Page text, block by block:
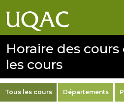
Horaire des
les cours
Tous les cours Départements